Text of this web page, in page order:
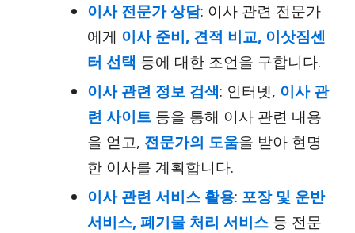
이사 전문가 상담: 이사 관련 전문가
에게 이사 준비, 견적 비교, 이삿짐센
터 선택 등에 대한 조언을 구합니다.
이사 관련 정보 검색: 인터넷, 이사 관
련 사이트 등을 통해 이사 관련 내용
을 얻고, 전문가의 도움을 받아 현명
한 이사를 계획합니다.
이사 관련 서비스 활용: 포장 및 운반
서비스, 폐기물 처리 서비스 등 전문